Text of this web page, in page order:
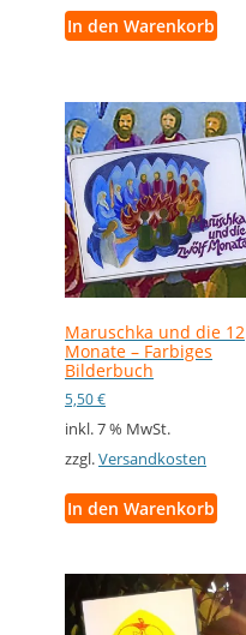
In den Warenkorb
Maruschka und die 12
Monate – Farbiges
Bilderbuch
5,50€
inkl. 7 % MwSt.
zzgl.Versandkosten
In den Warenkorb